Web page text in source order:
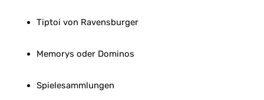
Tiptoi von Ravensburger
Memorys oder Dominos
Spielesammlungen